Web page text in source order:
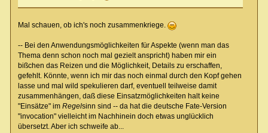
Mal schauen, ob ich's noch zusammenkriege.
-- Bei den Anwendungsmöglichkeiten für Aspekte (wenn man das
Thema denn schon noch mal gezielt anspricht) haben mir ein
bißchen das Reizen und die Möglichkeit, Details zu erschaffen,
gefehlt. Könnte, wenn ich mir das noch einmal durch den Kopf gehen
lasse und mal wild spekulieren darf, eventuell teilweise damit
zusammenhängen, daß diese Einsatzmöglichkeiten halt keine
"Einsätze" im Regelsinn sind -- da hat die deutsche Fate-Version
"invocation" vielleicht im Nachhinein doch etwas unglücklich
übersetzt. Aber ich schweife ab...